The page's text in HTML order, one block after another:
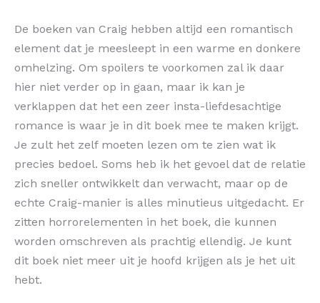
De boeken van Craig hebben altijd een romantisch
element dat je meesleept in een warme en donkere
omhelzing. Om spoilers te voorkomen zal ik daar
hier niet verder op in gaan, maar ik kan je
verklappen dat het een zeer insta-liefdesachtige
romance is waar je in dit boek mee te maken krijgt.
Je zult het zelf moeten lezen om te zien wat ik
precies bedoel. Soms heb ik het gevoel dat de relatie
zich sneller ontwikkelt dan verwacht, maar op de
echte Craig-manier is alles minutieus uitgedacht. Er
zitten horrorelementen in het boek, die kunnen
worden omschreven als prachtig ellendig. Je kunt
dit boek niet meer uit je hoofd krijgen als je het uit
hebt.